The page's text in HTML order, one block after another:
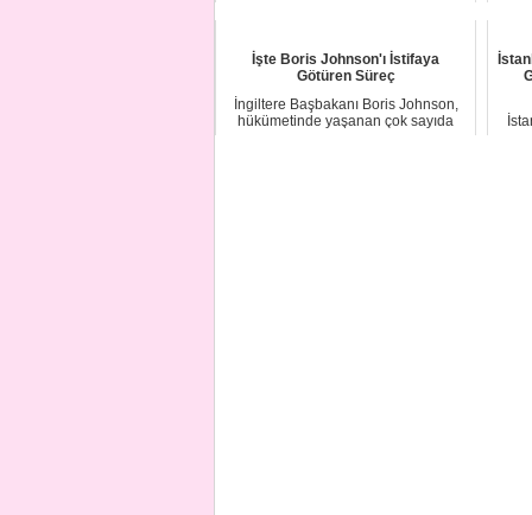
İşte Boris Johnson'ı İstifaya
Götüren Süreç
İngiltere Başbakanı Boris Johnson,
hükümetinde yaşanan çok sayıda